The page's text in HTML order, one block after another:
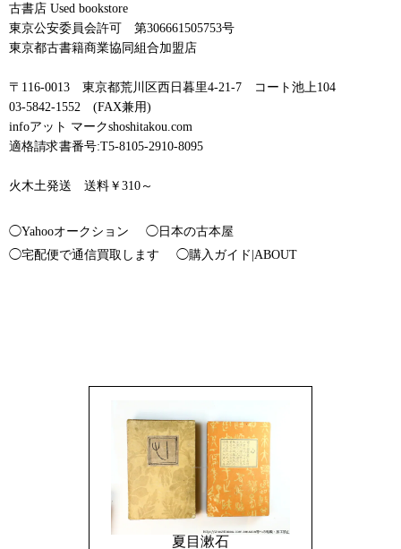
古書店 Used bookstore
東京公安委員会許可 第306661505753号
東京都古書籍商業協同組合加盟店
〒116-0013 東京都荒川区西日暮里4-21-7 コート池上104
03-5842-1552 (FAX兼用)
infoアット マークshoshitakou.com
適格請求書番号:T5-8105-2910-8095
火木土発送 送料￥310～
◯Yahooオークション
◯日本の古本屋
◯宅配便で通信買取します
◯購入ガイド|ABOUT
夏目漱石